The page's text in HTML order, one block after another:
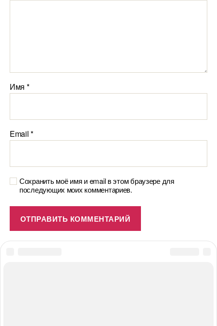
Имя *
Email*
Сохранить моё имя и email в этом браузере для
последующих моих комментариев.